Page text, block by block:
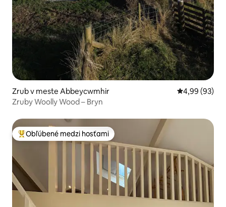
Zrub v meste Abbeycwmhir Priemerné
4,99 (93)
Zruby Woolly Wood – Bryn
Najobľúbenejšie medzi hosťami
Obľúbené medzi hosťami